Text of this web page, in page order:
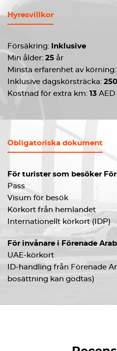
Hyresvillkor
Försäkring:
Inklusive
Min ålder: 25 år
Minsta erfarenhet av körning:
Inklusive dagskörsträcka: 250
Kostnad för extra km: 13 AED
Obligatoriska dokument
För turister som besöker
Pass
Visum för besök
Körkort från hemlandet
Internationellt körkort (IDP)
För invånare i Förenade
UAE-körkort
ID-handling från Förenade
bosättning kan godtas)